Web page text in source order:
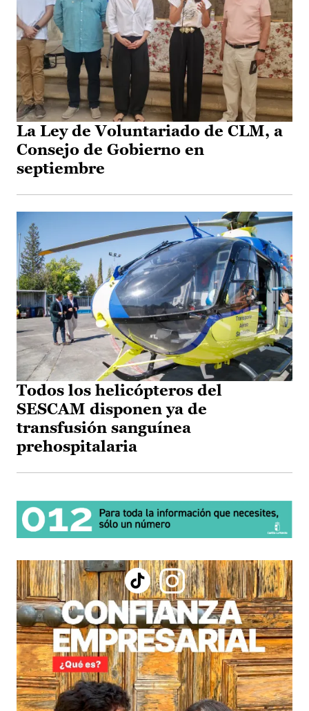
La Ley de Voluntariado de CLM, a
Consejo de Gobierno en
septiembre
Todos los helicópteros del
SESCAM disponen ya de
transfusión sanguínea
prehospitalaria